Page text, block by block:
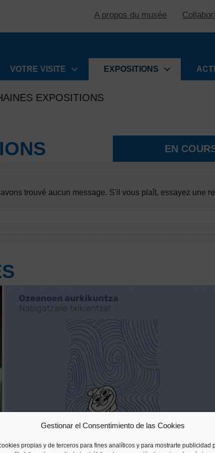
Gestionar el Consentimiento de las Cookies
propias y de terceros para fines analíticos y para mostrarte publicidad
A propos du musée
VOTRE VISITE
EXPOSITIONS
EXPOSITIONS
EN
trouvé aucun message. S'il vous plaît, essayez une